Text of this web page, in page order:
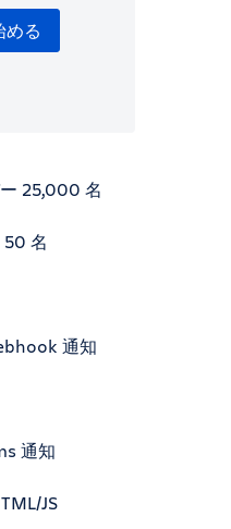
める
25,000 名
名
通知
通知
JS